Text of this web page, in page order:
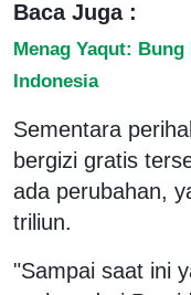
Baca Juga :
Menag Yaqut:
Indonesia
Sementara
bergizi gratis
ada perubahan,
triliun.
"Sampai saat ini